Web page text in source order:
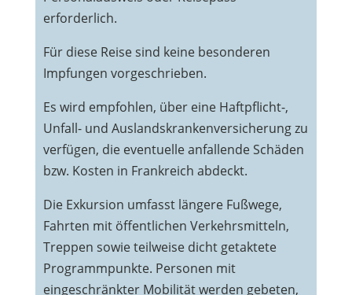
erforderlich.
Für diese Reise sind keine besonderen
Impfungen vorgeschrieben.
Es wird empfohlen, über eine Haftpflicht-,
Unfall- und Auslandskrankenversicherung zu
verfügen, die eventuelle anfallende Schäden
bzw. Kosten in Frankreich abdeckt.
Die Exkursion umfasst längere Fußwege,
Fahrten mit öffentlichen Verkehrsmitteln,
Treppen sowie teilweise dicht getaktete
Programmpunkte. Personen mit
eingeschränkter Mobilität werden gebeten,